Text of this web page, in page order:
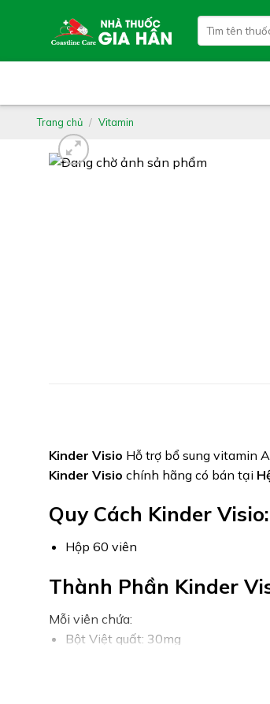
kiếm:
Trang chủ / Vitamin
Kinder Visio Hỗ trợ bổ sung vitamin
Kinder Visio chính hãng có bán tại
Quy Cách Kinder Visio:
Hộp 60 viên
Thành Phần Kinder
Mỗi viên chứa:
Bột Việt quất: 30mg